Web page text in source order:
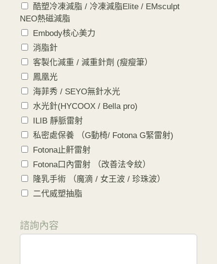
酷塑冷凍減脂 / 冷凍減脂Elite / EMsculpt
NEO熱磁減脂
Embody核心美力
消脂針
客製化減重 / 減重針劑 (瘦瘦筆）
鳳凰光
海菲秀 / SEYO無針水光
水光針(HYCOOX / Bella pro)
ILIB 靜脈雷射
私密處保養 （G動椅/ Fotona G緊雷射)
Fotona止鼾雷射
Fotona口內雷射 （改善法令紋）
隆乳手術 （魔滴 / 女王波 / 珍珠波）
二代威塑抽脂
諮詢內容